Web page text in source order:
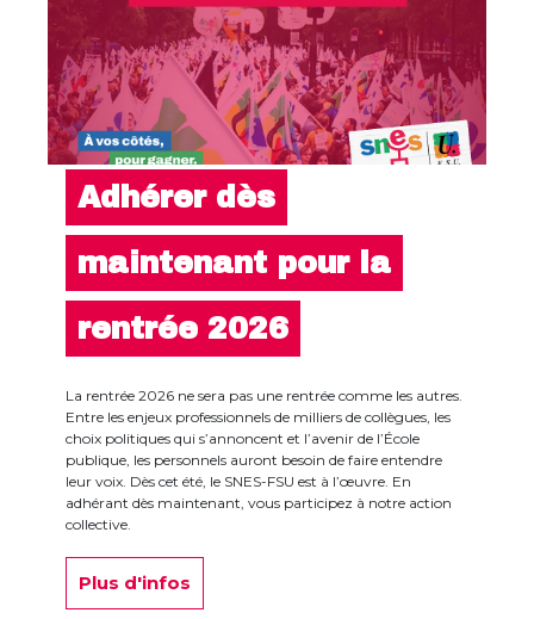
Adhérer dès
maintenant pour la
rentrée 2026
La rentrée 2026 ne sera pas une rentrée comme les autres.
Entre les enjeux professionnels de milliers de collègues, les
choix politiques qui s’annoncent et l’avenir de l’École
publique, les personnels auront besoin de faire entendre
leur voix. Dès cet été, le SNES-FSU est à l’œuvre. En
adhérant dès maintenant, vous participez à notre action
collective.
Plus d'infos